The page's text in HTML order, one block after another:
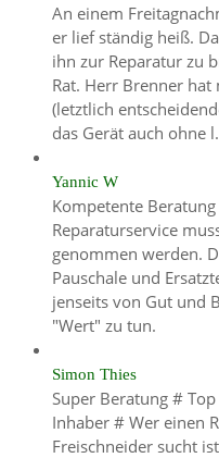
An einem
er lief ständig heiß.
ihn zur Reparatur zu
Rat. Herr Brenner
(letztlich
das Gerät auch ohne
Yannic W
Kompetente
Reparaturservice
genommen werden.
Pauschale und
jenseits von Gut und
"Wert" zu tun.
Simon Thies
Super Beratung #
Inhaber # Wer einen
Freischneider sucht